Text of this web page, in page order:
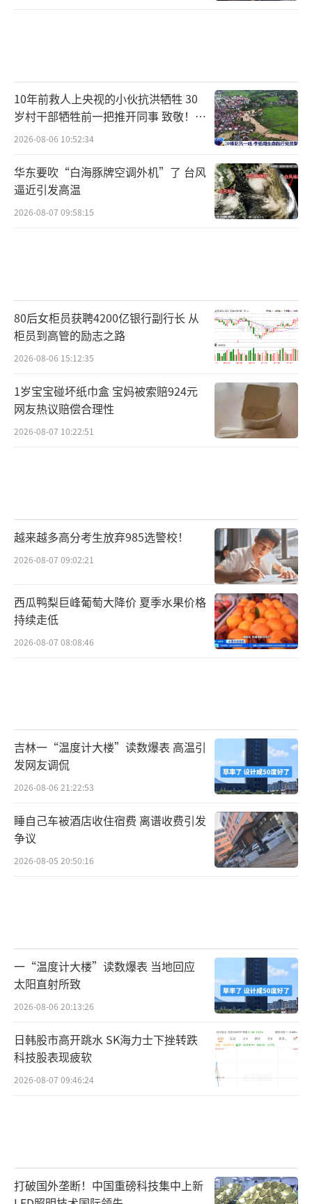
10年前救人上央视的小伙抗洪牺牲 30
岁村干部牺牲前一把推开同事 致敬！送
别！
2026-08-06 10:52:34
华东要吹“白海豚牌空调外机”了 台风
逼近引发高温
2026-08-07 09:58:15
80后女柜员获聘4200亿银行副行长 从
柜员到高管的励志之路
2026-08-06 15:12:35
1岁宝宝碰坏纸巾盒 宝妈被索赔924元
网友热议赔偿合理性
2026-08-07 10:22:51
越来越多高分考生放弃985选警校！
2026-08-07 09:02:21
西瓜鸭梨巨峰葡萄大降价 夏季水果价格
持续走低
2026-08-07 08:08:46
吉林一“温度计大楼”读数爆表 高温引
发网友调侃
2026-08-06 21:22:53
睡自己车被酒店收住宿费 离谱收费引发
争议
2026-08-05 20:50:16
一“温度计大楼”读数爆表 当地回应
太阳直射所致
2026-08-06 20:13:26
日韩股市高开跳水 SK海力士下挫转跌
科技股表现疲软
2026-08-07 09:46:24
打破国外垄断！中国重磅科技集中上新